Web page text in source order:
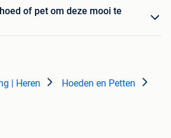
of pet om deze mooi te
| Heren Hoeden en Petten